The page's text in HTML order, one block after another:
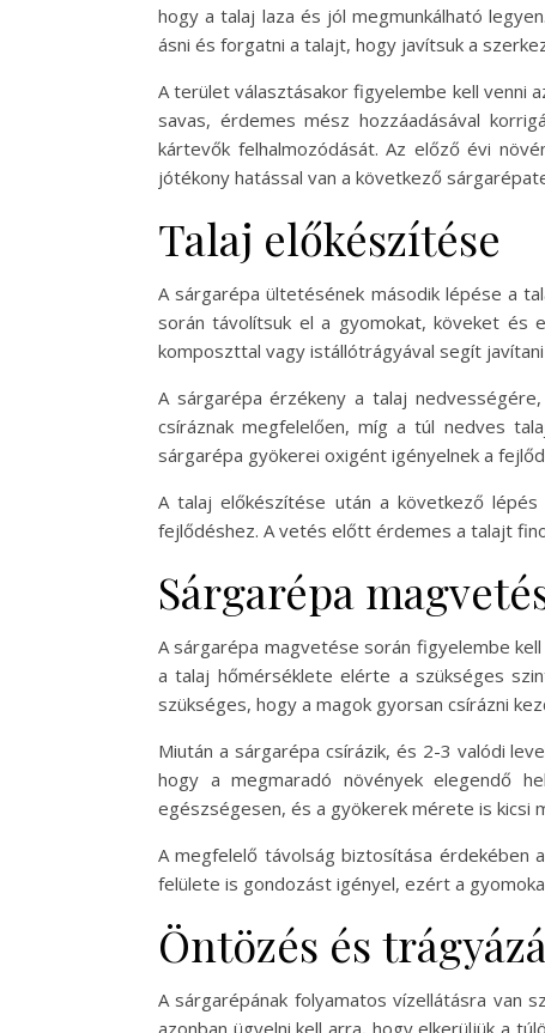
hogy a talaj laza és jól megmunkálható
ásni és forgatni a talajt, hogy javítsuk a
A terület választásakor figyelembe kell venni
savas, érdemes mész hozzáadásával
kártevők felhalmozódását. Az előző évi
jótékony hatással van a következő
Talaj előkészítése
A sárgarépa ültetésének második lépése a
során távolítsuk el a gyomokat, köveket és
komposzttal vagy istállótrágyával segít
A sárgarépa érzékeny a talaj
csíráznak megfelelően, míg a túl nedves
sárgarépa gyökerei oxigént igényelnek a
A talaj előkészítése után a következő
fejlődéshez. A vetés előtt érdemes a talajt
Sárgarépa
A sárgarépa magvetése során figyelembe
a talaj hőmérséklete elérte a szükséges
szükséges, hogy a magok gyorsan csírázni
Miután a sárgarépa csírázik, és 2-3 valódi
hogy a megmaradó növények elegendő
egészségesen, és a gyökerek mérete is kicsi
A megfelelő távolság biztosítása érdekében
felülete is gondozást igényel, ezért a
Öntözés és
A sárgarépának folyamatos vízellátásra van
azonban ügyelni kell arra, hogy elkerüljük a